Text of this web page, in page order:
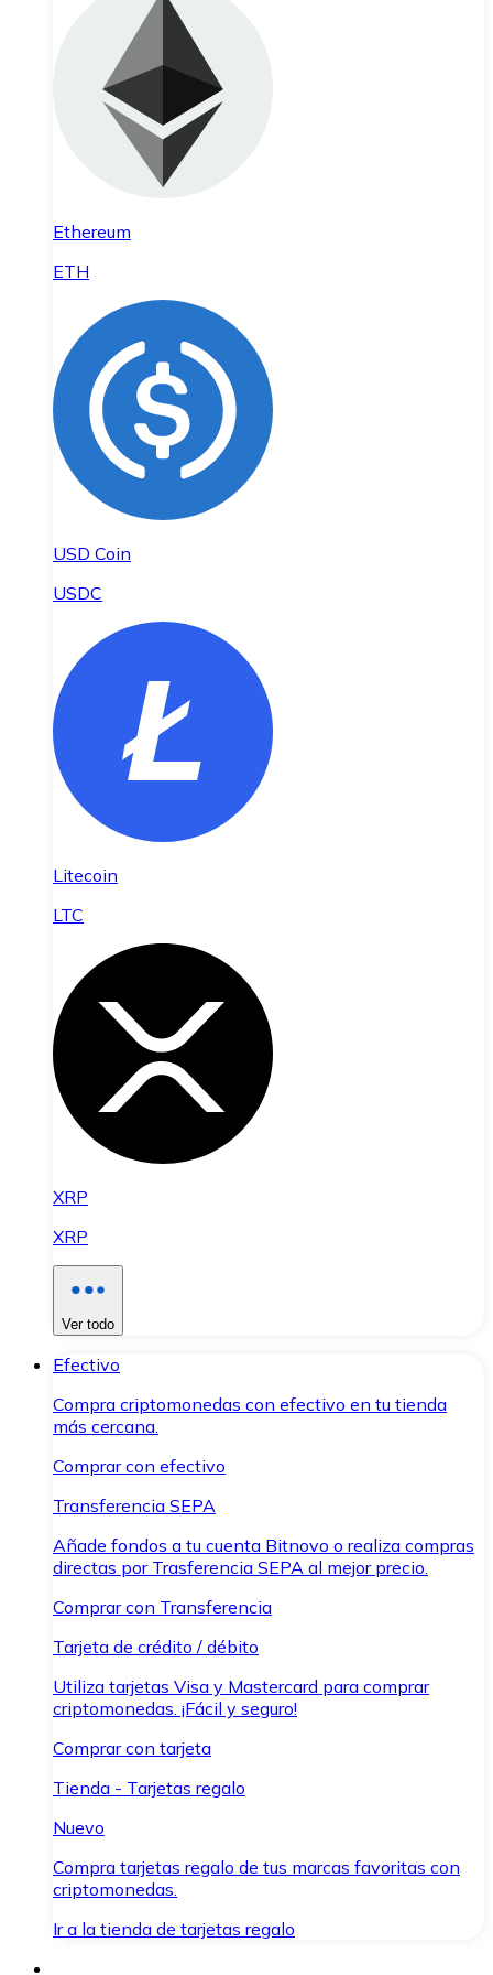
Ethereum
ETH
USD Coin
USDC
Litecoin
LTC
XRP
XRP
Ver todo
Efectivo
Compra criptomonedas con efectivo en tu tienda
más cercana.
Comprar con efectivo
Transferencia SEPA
Añade fondos a tu cuenta Bitnovo o realiza compras
directas por Trasferencia SEPA al mejor precio.
Comprar con Transferencia
Tarjeta de crédito / débito
Utiliza tarjetas Visa y Mastercard para comprar
criptomonedas. ¡Fácil y seguro!
Comprar con tarjeta
Tienda - Tarjetas regalo
Nuevo
Compra tarjetas regalo de tus marcas favoritas con
criptomonedas.
Ir a la tienda de tarjetas regalo